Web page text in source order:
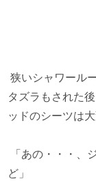
狭いシャワール
タズラもされた
ッドのシーツは
「あの・・・、
ど」